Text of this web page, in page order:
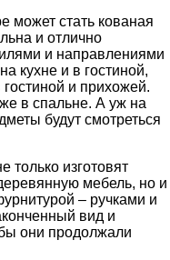
может стать кованая
и отлично
и направлениями
кухне и в гостиной,
и прихожей.
в спальне. А уж на
будут смотреться
только изготовят
мебель, но и
– ручками и
вид и
они продолжали